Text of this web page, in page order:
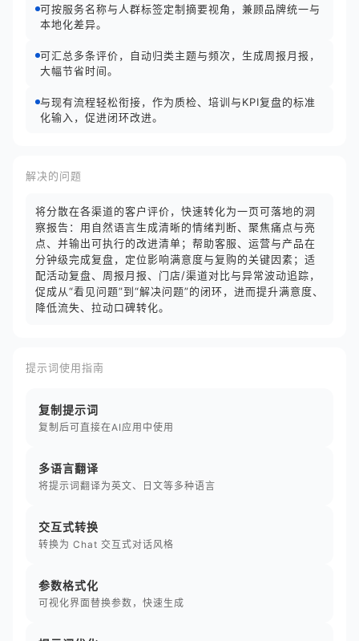
可按服务名称与人群标签定制摘要视角，兼顾品牌统一与
本地化差异。
可汇总多条评价，自动归类主题与频次，生成周报月报，
大幅节省时间。
与现有流程轻松衔接，作为质检、培训与KPI复盘的标准
化输入，促进闭环改进。
解决的问题
将分散在各渠道的客户评价，快速转化为一页可落地的洞
察报告：用自然语言生成清晰的情绪判断、聚焦痛点与亮
点、并输出可执行的改进清单；帮助客服、运营与产品在
分钟级完成复盘，定位影响满意度与复购的关键因素；适
配活动复盘、周报月报、门店/渠道对比与异常波动追踪，
促成从“看见问题”到“解决问题”的闭环，进而提升满意度、
降低流失、拉动口碑转化。
提示词使用指南
复制提示词
复制后可直接在AI应用中使用
多语言翻译
将提示词翻译为英文、日文等多种语言
交互式转换
转换为 Chat 交互式对话风格
参数格式化
可视化界面替换参数，快速生成